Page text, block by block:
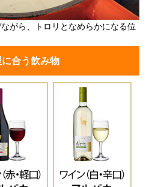
がら、トロリとなめらかになる位
に合う飲み物